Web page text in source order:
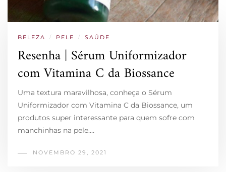
BELEZA / PELE / SAÚDE
Resenha | Sérum Uniformizador
com Vitamina C da Biossance
Uma textura maravilhosa, conheça o Sérum
Uniformizador com Vitamina C da Biossance, um
produtos super interessante para quem sofre com
manchinhas na pele.…
NOVEMBRO 29, 2021